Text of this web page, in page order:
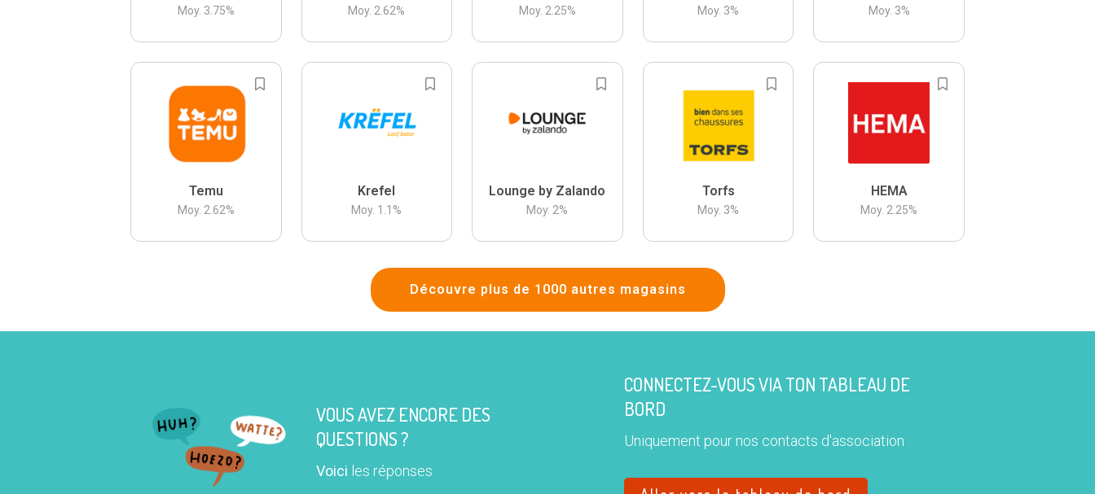
Moy. 3.75% Moy. 2.62% Moy. 2.25% Moy. 3% Moy. 3%
Temu
Moy. 2.62%
Krefel
Moy. 1.1 %
Lounge by Zalando
Moy. 2%
Torfs
Moy. 3%
HEMA
Moy. 2.25%
Découvre plus de 1000 autres magasins
VOUS AVEZ ENCORE DES
QUESTIONS ?
Voici les réponses
CONNECTEZ-VOUS VIA TON TABLEAU DE
BORD
Uniquement pour nos contacts d'association